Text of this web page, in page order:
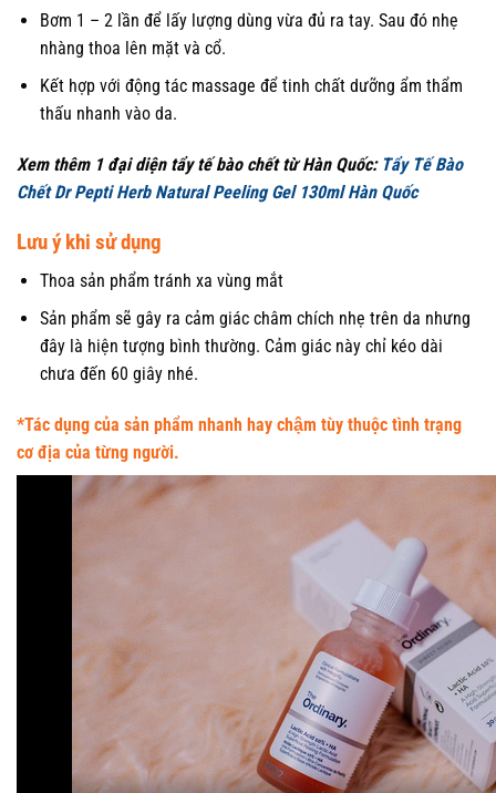
Bơm 1 – 2 lần để lấy lượng dùng vừa đủ ra tay. Sau đó nhẹ
nhàng thoa lên mặt và cổ.
Kết hợp với động tác massage để tinh chất dưỡng ẩm thẩm
thấu nhanh vào da.
Xem thêm 1 đại diện tẩy tế bào chết từ Hàn Quốc: Tẩy Tế Bào
Chết Dr Pepti Herb Natural Peeling Gel 130ml Hàn Quốc
Lưu ý khi sử dụng
Thoa sản phẩm tránh xa vùng mắt
Sản phẩm sẽ gây ra cảm giác châm chích nhẹ trên da nhưng
đây là hiện tượng bình thường. Cảm giác này chỉ kéo dài
chưa đến 60 giây nhé.
*Tác dụng của sản phẩm nhanh hay chậm tùy thuộc tình trạng
cơ địa của từng người.